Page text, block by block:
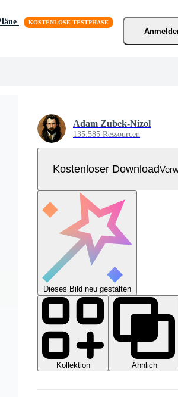
Adam Zubek-Nizol
135.585 Ressourcen
Kostenloser Download
Dieses Bild neu gestalten
Kollektion
Ähnlich